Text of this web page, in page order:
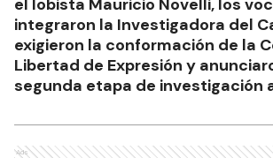
A partir de los resultados de un
informático que evidenció
telefónicas entre el presidente
el lobista Mauricio Novelli, los
integraron la Investigadora del